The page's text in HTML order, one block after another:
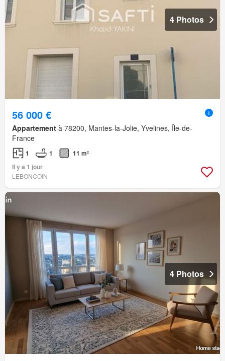
4 Photos
56 000 €
Appartement à 78200, Mantes-la-Jolie, Yvelines, Île-de-
France
1 1
11 m²
Il y a 1 jour
LEBONCOIN
4 Photos